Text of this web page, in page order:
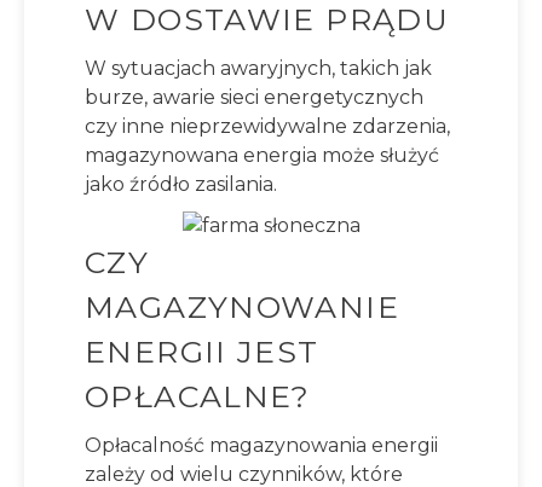
W DOSTAWIE PRĄDU
W sytuacjach awaryjnych, takich jak
burze, awarie sieci energetycznych
czy inne nieprzewidywalne zdarzenia,
magazynowana energia może służyć
jako źródło zasilania.
CZY
MAGAZYNOWANIE
ENERGII JEST
OPŁACALNE?
Opłacalność magazynowania energii
zależy od wielu czynników, które